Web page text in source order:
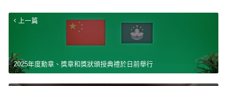
上一篇
2025年度勳章、獎章和獎狀頒授典禮於日前舉行